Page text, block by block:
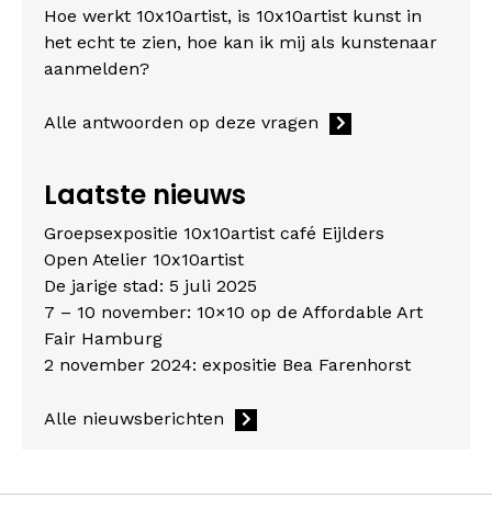
Hoe werkt 10x10artist, is 10x10artist kunst in
het echt te zien, hoe kan ik mij als kunstenaar
aanmelden?
Alle antwoorden op deze vragen
Laatste nieuws
Groepsexpositie 10x10artist café Eijlders
Open Atelier 10x10artist
De jarige stad: 5 juli 2025
7 – 10 november: 10×10 op de Affordable Art
Fair Hamburg
2 november 2024: expositie Bea Farenhorst
Alle nieuwsberichten